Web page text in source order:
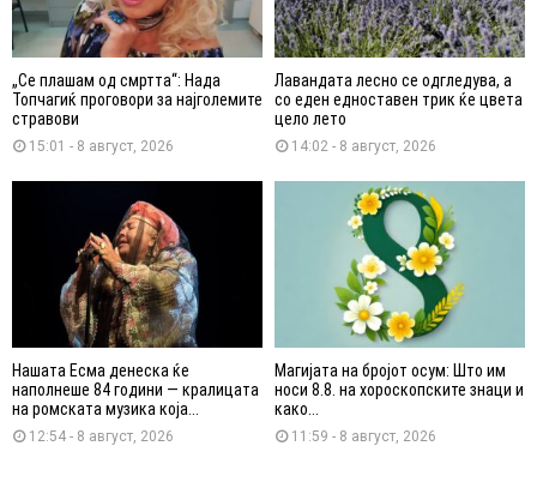
„Се плашам од смртта“: Нада
Топчагиќ проговори за најголемите
стравови
15:01 - 8 август, 2026
Лавандата лесно се одгледува, а
со еден едноставен трик ќе цвета
цело лето
14:02 - 8 август, 2026
Нашата Есма денеска ќе
наполнеше 84 години — кралицата
на ромската музика која...
12:54 - 8 август, 2026
Магијата на бројот осум: Што им
носи 8.8. на хороскопските знаци и
како...
11:59 - 8 август, 2026